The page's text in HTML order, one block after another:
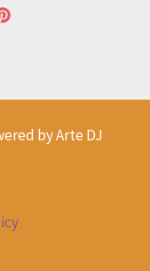
by Arte DJ